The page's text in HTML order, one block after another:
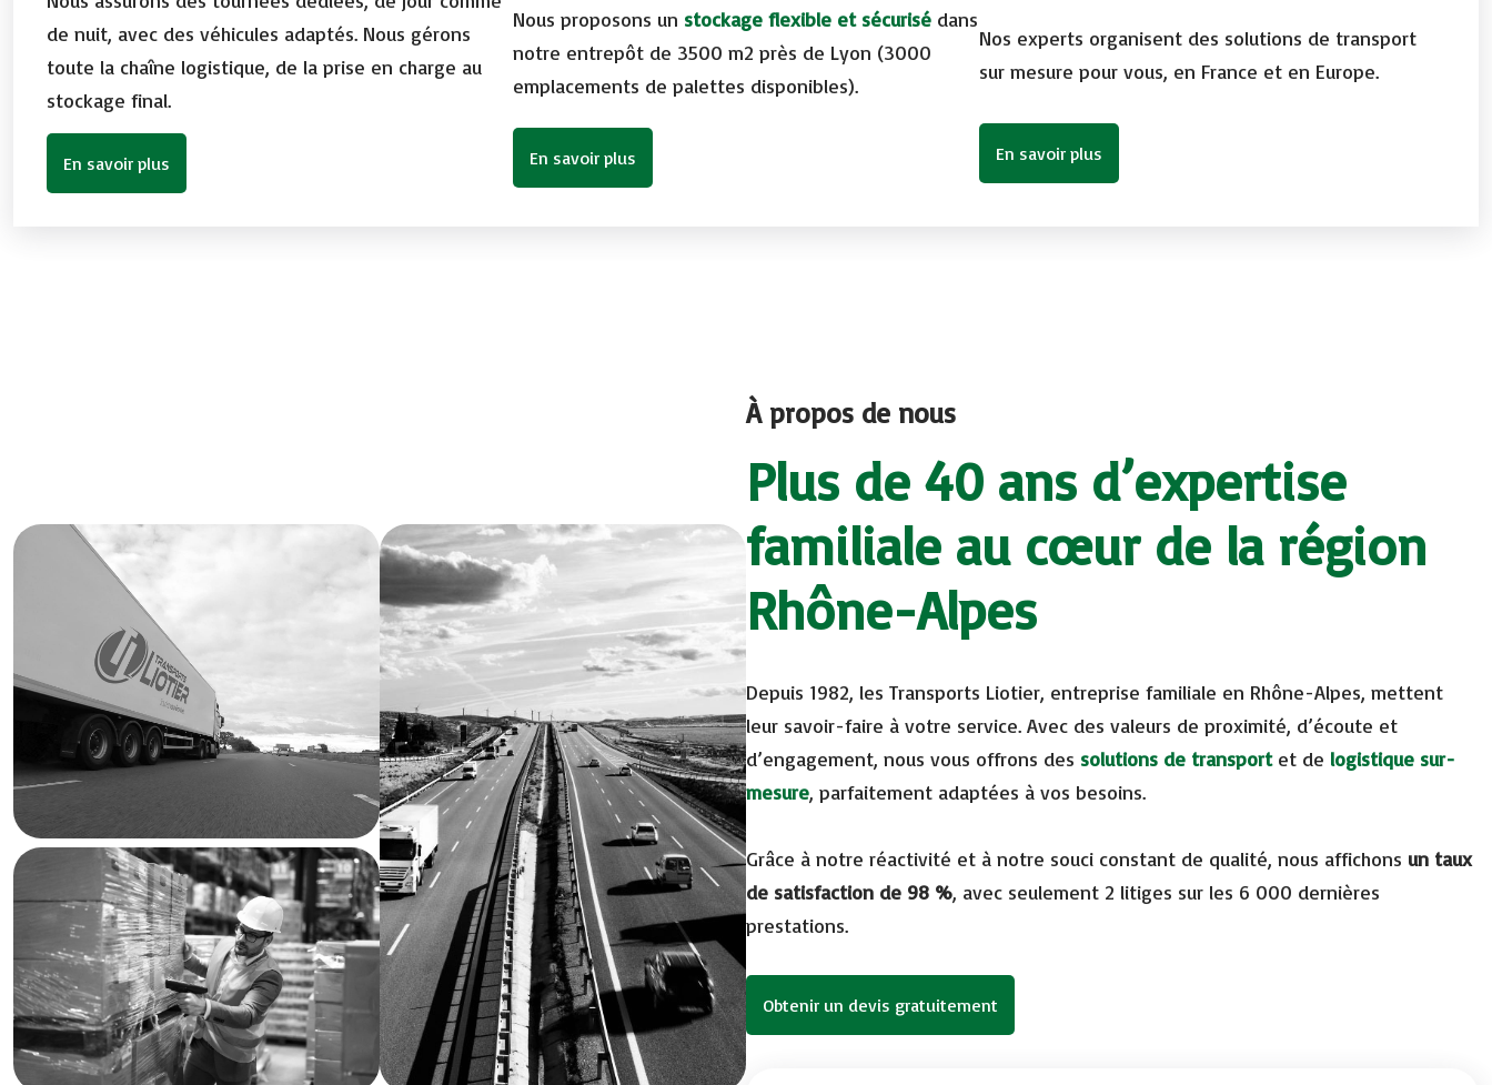
de nuit, avec des véhicules adaptés. Nous gérons
toute la chaîne logistique, de la prise en charge au
stockage final.
En savoir plus
Nous proposons un stockage flexible et sécurisé dans
notre entrepôt de 3500 m2 près de Lyon (3000
emplacements de palettes disponibles).
En savoir plus
Nos experts organisent des solutions de transport
sur mesure pour vous, en France et en Europe.
En savoir plus
À propos de nous
Plus de 40 ans d’expertise
familiale au cœur de la région
Rhône-Alpes
Depuis 1982, les Transports Liotier, entreprise familiale en Rhône-Alpes, mettent
leur savoir-faire à votre service. Avec des valeurs de proximité, d’écoute et
d’engagement, nous vous offrons des solutions de transportet de logistique sur-
mesure, parfaitement adaptées à vos besoins.
Grâce à notre réactivité et à notre souci constant de qualité, nous affichons un taux
de satisfaction de 98 %, avec seulement 2 litiges sur les 6 000 dernières
prestations.
Obtenir un devis gratuitement